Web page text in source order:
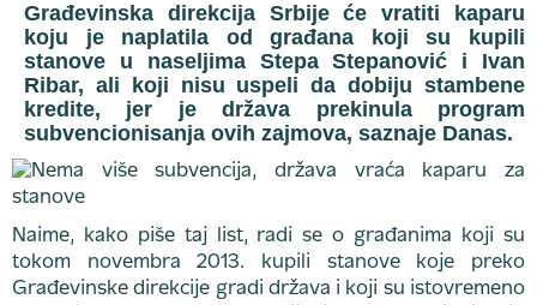
Građevinska direkcija Srbije će vratiti kaparu
koju je naplatila od građana koji su kupili
stanove u naseljima Stepa Stepanović i Ivan
Ribar, ali koji nisu uspeli da dobiju stambene
kredite, jer je država prekinula program
subvencionisanja ovih zajmova, saznaje Danas.
Naime, kako piše taj list, radi se o građanima koji su
tokom novembra 2013. kupili stanove koje preko
Građevinske direkcije gradi država i koji su istovremeno